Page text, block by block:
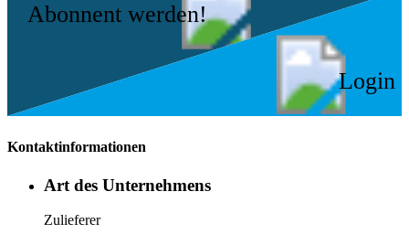
Abonnent werden!
Login
Kontaktinformationen
Art des Unternehmens
Zulieferer